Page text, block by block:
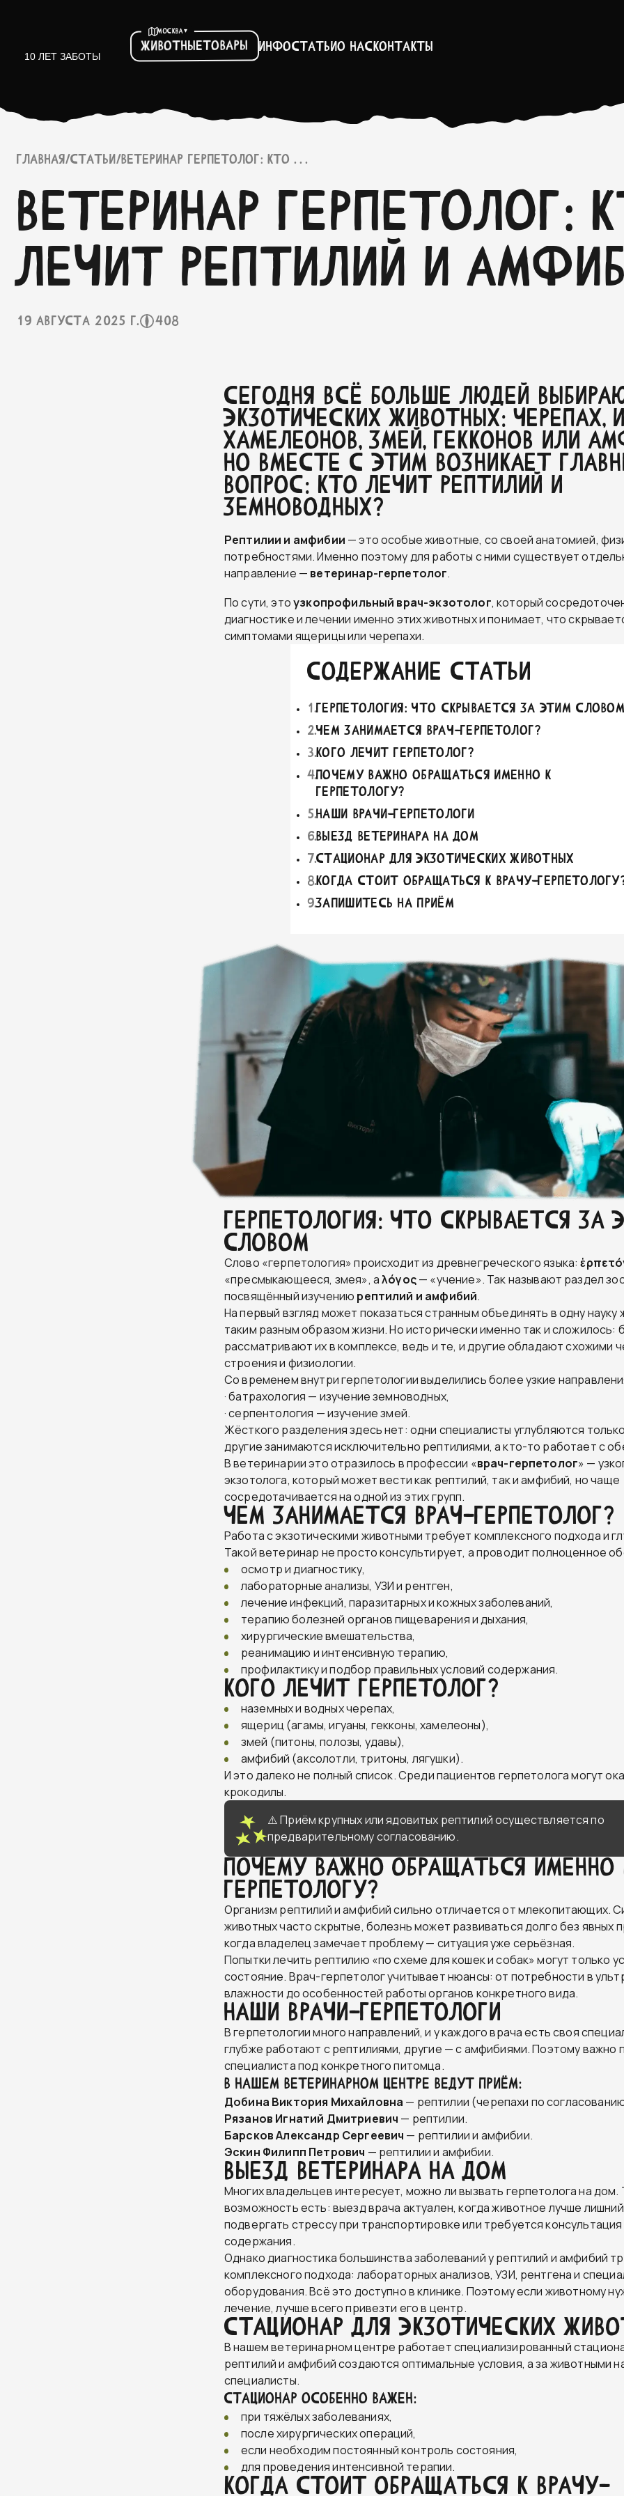
10 ЛЕТ ЗАБОТЫ
МОСКВА▾
ЖивотныеТовары ИнфостатьиО насКонтакты
ГЛАВНАЯ/СТАТЬИ/ВЕТЕРИНАР ГЕРПЕТОЛОГ: КТО . . .
Ветеринар герпетолог:
лечит рептилий и
19 августа 2025 г. 408
СЕГОДНЯ ВСЁ БОЛЬШЕ ЛЮДЕЙ
ЭКЗОТИЧЕСКИХ ЖИВОТНЫХ: ЧЕРЕПАХ,
ХАМЕЛЕОНОВ, ЗМЕЙ, ГЕККОНОВ ИЛИ
НО ВМЕСТЕ С ЭТИМ ВОЗНИКАЕТ
ВОПРОС: КТО ЛЕЧИТ РЕПТИЛИЙ И
ЗЕМНОВОДНЫХ?
Рептилии и амфибии — это особые животные, со своей анатомией,
потребностями. Именно поэтому для работы с ними существует
направление — ветеринар-герпетолог.
По сути, этоузкопрофильный врач-экзотолог, который
диагностике и лечении именно этих животных и понимает, что
симптомами ящерицы или черепахи.
СОДЕРЖАНИЕ СТАТЬИ
1.Герпетология: что скрывается за этим
2.Чем занимается врач-герпетолог?
3.Кого лечит герпетолог?
4.Почему важно обращаться именно к
герпетологу?
5.Наши врачи-герпетологи
6.Выезд ветеринара на дом
7.Стационар для экзотических животных
8.Когда стоит обращаться к врачу-
9.Запишитесь на приём
Герпетология: что скрывается за
словом
Слово «герпетология» происходит из древнегреческого языка:
«пресмыкающееся, змея», аλόγος— «учение». Так называют раздел
посвящённый изучению рептилий и амфибий.
На первый взгляд может показаться странным объединять в одну науку
таким разным образом жизни. Но исторически именно так и сложилось:
рассматривают их в комплексе, ведь и те, и другие обладают схожими
строения и физиологии.
Со временем внутри герпетологии выделились более узкие
· батрахология — изучение земноводных,
· серпентология — изучение змей.
Жёсткого разделения здесь нет: одни специалисты углубляются
другие занимаются исключительно рептилиями, а кто-то работает с
В ветеринарии это отразилось в профессии «врач-герпетолог» —
экзотолога, который может вести как рептилий, так и амфибий, но чаще
сосредотачивается на одной из этих групп.
Чем занимается врач-герпетолог?
Работа с экзотическими животными требует комплексного подхода и
Такой ветеринар не просто консультирует, а проводит полноценное
осмотр и диагностику,
лабораторные анализы, УЗИ и рентген,
лечение инфекций, паразитарных и кожных заболеваний,
терапию болезней органов пищеварения и дыхания,
хирургические вмешательства,
реанимацию и интенсивную терапию,
профилактику и подбор правильных условий содержания.
Кого лечит герпетолог?
наземных и водных черепах,
ящериц (агамы, игуаны, гекконы, хамелеоны),
змей (питоны, полозы, удавы),
амфибий (аксолотли, тритоны, лягушки).
И это далеко не полный список. Среди пациентов герпетолога могут
крокодилы.
⚠️ Приём крупных или ядовитых рептилий осуществляется по
предварительному согласованию.
Почему важно обращаться именно
герпетологу?
Организм рептилий и амфибий сильно отличается от млекопитающих.
животных часто скрытые, болезнь может развиваться долго без явных
когда владелец замечает проблему — ситуация уже серьёзная.
Попытки лечить рептилию «по схеме для кошек и собак» могут только
состояние. Врач-герпетолог учитывает нюансы: от потребности в
влажности до особенностей работы органов конкретного вида.
Наши врачи-герпетологи
В герпетологии много направлений, и у каждого врача есть своя
глубже работают с рептилиями, другие — с амфибиями. Поэтому важно
специалиста под конкретного питомца.
В НАШЕМ ВЕТЕРИНАРНОМ ЦЕНТРЕ ВЕДУТ ПРИЁМ:
Добина Виктория Михайловна — рептилии (черепахи по
Рязанов Игнатий Дмитриевич — рептилии.
Барсков Александр Сергеевич — рептилии и амфибии.
Эскин Филипп Петрович — рептилии и амфибии.
Выезд ветеринара на дом
Многих владельцев интересует, можно ли вызвать герпетолога на дом.
возможность есть: выезд врача актуален, когда животное лучше
подвергать стрессу при транспортировке или требуется
содержания.
Однако диагностика большинства заболеваний у рептилий и амфибий
комплексного подхода: лабораторных анализов, УЗИ, рентгена и
оборудования. Всё это доступно в клинике. Поэтому если животному
лечение, лучше всего привезти его в центр.
Стационар для экзотических
В нашем ветеринарном центре работает специализированный
рептилий и амфибий создаются оптимальные условия, а за животными
специалисты.
СТАЦИОНАР ОСОБЕННО ВАЖЕН:
при тяжёлых заболеваниях,
после хирургических операций,
если необходим постоянный контроль состояния,
для проведения интенсивной терапии.
Когда стоит обращаться к врачу-